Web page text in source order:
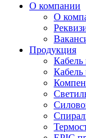
О компании
О
Продукция
Кабель
Кабель